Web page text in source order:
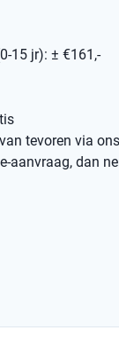
15 jr): ± €161,-
tevoren via
aanvraag, dan